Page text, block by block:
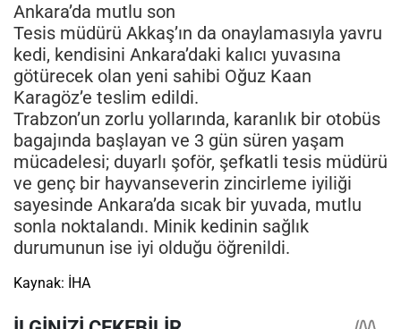
Ankara’da mutlu son
Tesis müdürü Akkaş’ın da onaylamasıyla yavru
kedi, kendisini Ankara’daki kalıcı yuvasına
götürecek olan yeni sahibi Oğuz Kaan
Karagöz’e teslim edildi.
Trabzon’un zorlu yollarında, karanlık bir otobüs
bagajında başlayan ve 3 gün süren yaşam
mücadelesi; duyarlı şoför, şefkatli tesis müdürü
ve genç bir hayvanseverin zincirleme iyiliği
sayesinde Ankara’da sıcak bir yuvada, mutlu
sonla noktalandı. Minik kedinin sağlık
durumunun ise iyi olduğu öğrenildi.
Kaynak: İHA